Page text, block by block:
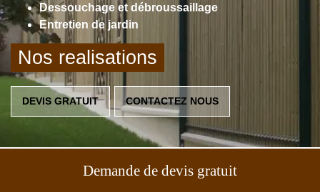
Dessouchage et débroussaillage
Entretien de jardin
Nos realisations
DEVIS GRATUIT CONTACTEZ NOUS
Demande de devis gratuit